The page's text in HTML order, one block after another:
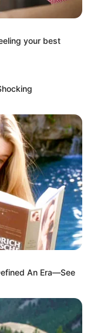
más
your best
An Era—See